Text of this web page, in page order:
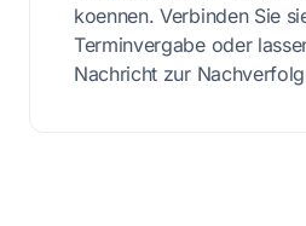
koennen. Verbinden Sie
Terminvergabe oder
Nachricht zur